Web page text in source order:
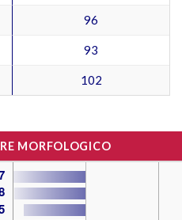
96
93
102
MORFOLOGICO